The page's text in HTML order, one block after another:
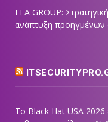
EFA GROUP:
ανάπτυξη προηγμένων
Το Black Hat USA 2026